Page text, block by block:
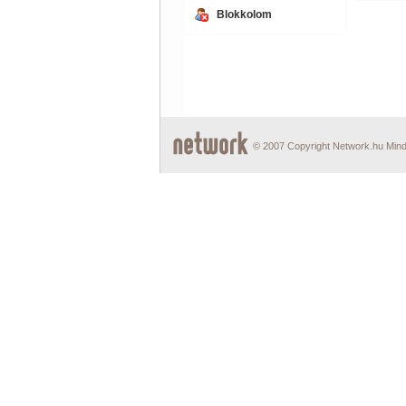
Blokkolom
© 2007 Copyright Network.hu